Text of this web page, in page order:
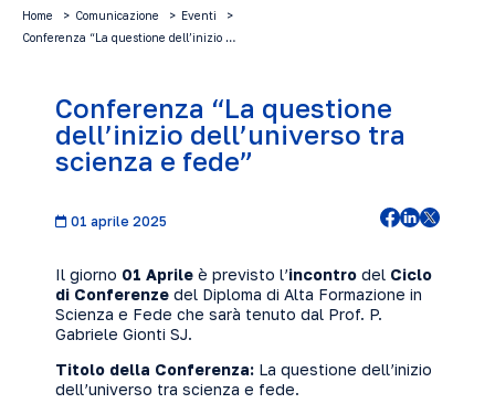
Home Comunicazione
Eventi
Conferenza “La questione dell’inizio …
Conferenza “La questione
dell’inizio dell’universo tra
scienza e fede”
01 aprile 2025
Il giorno 01 Aprile è previsto l’incontro del Ciclo
di Conferenze del Diploma di Alta Formazione in
Scienza e Fede che sarà tenuto dal Prof. P.
Gabriele Gionti SJ.
Titolo della Conferenza: La questione dell’inizio
dell’universo tra scienza e fede.